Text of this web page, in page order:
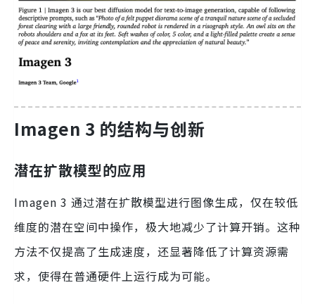
Imagen 3 的结构与创新
潜在扩散模型的应用
Imagen 3 通过潜在扩散模型进行图像生成，仅在较低
维度的潜在空间中操作，极大地减少了计算开销。这种
方法不仅提高了生成速度，还显著降低了计算资源需
求，使得在普通硬件上运行成为可能。